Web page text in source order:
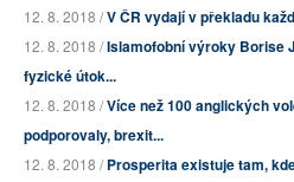
12. 8. 2018 /V ČR vydají v překladu
12. 8. 2018 /Islamofobní výroky Borise
fyzické útok...
12. 8. 2018 /Více než 100 anglických
podporovaly, brexit...
12. 8. 2018 /Prosperita existuje tam,